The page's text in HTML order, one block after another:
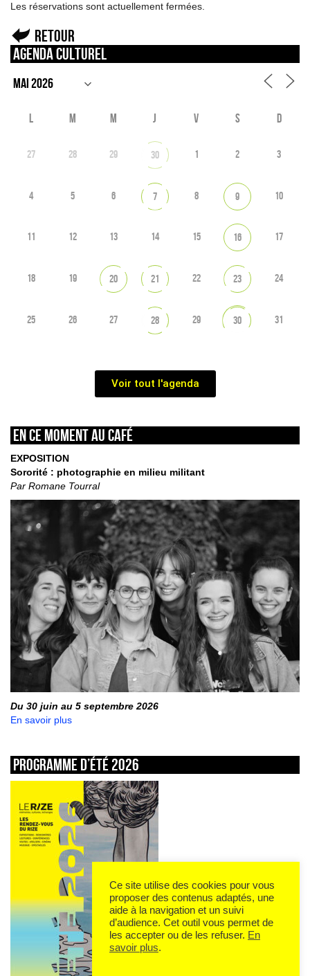
Les réservations sont actuellement fermées.
Retour
Agenda culturel
L M M J V S D
27 28 29 30 1 2 3
4 5 6 7 8 9 10
11 12 13 14 15 16 17
18 19 20 21 22 23 24
25 26 27 28 29 30 31
Voir tout l'agenda
En ce moment au café
EXPOSITION
Sororité : photographie en milieu militant
Par Romane Tourral
Du 30 juin au 5 septembre 2026
En savoir plus
Programme d’été 2026
Ce site utilise des cookies pour vous
proposer des contenus adaptés, une
aide à la navigation et un suivi
d’audience. Cet outil vous permet de
les accepter ou de les refuser. En
savoir plus.